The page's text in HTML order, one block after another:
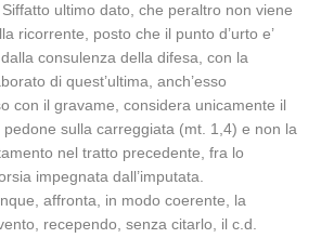
ultimo dato, che peraltro non viene
ricorrente, posto che il punto d’urto e’
consulenza della difesa, con la
di quest’ultima, anch’esso
con il gravame, considera unicamente il
sulla carreggiata (mt. 1,4) e non la
nel tratto precedente, fra lo
impegnata dall’imputata.
affronta, in modo coerente, la
recependo, senza citarlo, il c.d.